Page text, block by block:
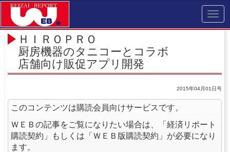
ＨＩＲＯＰＲＯ
厨房機器のタニコーとコラボ
店舗向け販促アプリ開発
2015年04月01日号
このコンテンツは購読会員向けサービスです。
ＷＥＢの記事をご覧になりたい場合は、「経済リポート
購読契約」もしくは「ＷＥＢ版購読契約」が必要になり
ます。